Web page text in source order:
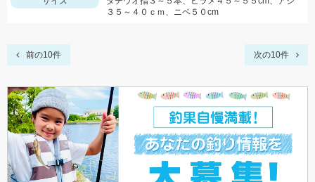
３５～４０ｃｍ、ニベ５０cm
前の10件 次の10件